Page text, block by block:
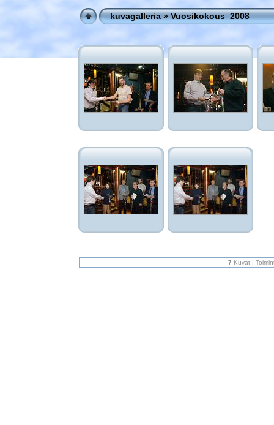
kuvagalleria»Vuosikokous_2008
7 Kuvat |